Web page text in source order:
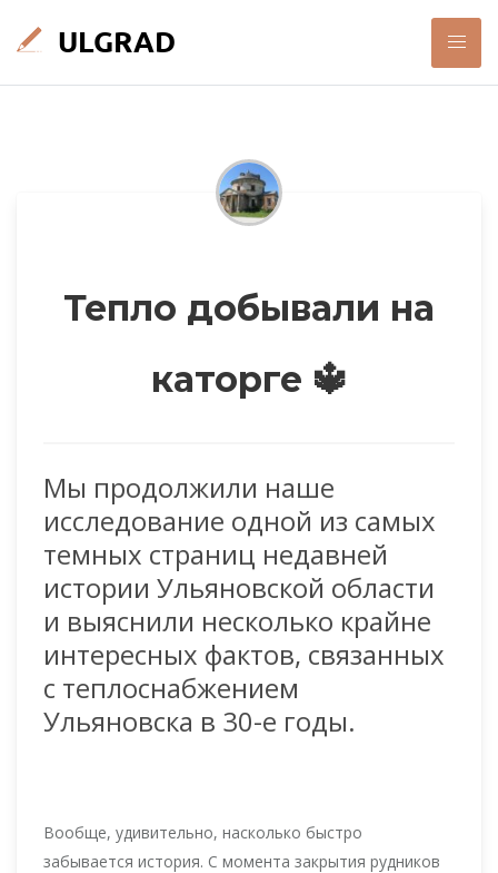
Тепло добывали на
каторге 🔱
Мы продолжили наше
исследование одной из самых
темных страниц недавней
истории Ульяновской области
и выяснили несколько крайне
интересных фактов, связанных
с теплоснабжением
Ульяновска в 30-е годы.
Вообще, удивительно, насколько быстро
забывается история. С момента закрытия рудников